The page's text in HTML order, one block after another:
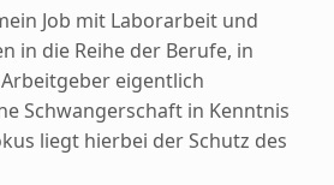
Job mit Laborarbeit und
in die Reihe der Berufe, in
eigentlich
Schwangerschaft in Kenntnis
liegt hierbei der Schutz des